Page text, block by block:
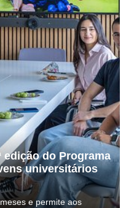
edição do Programa
universitários
e permite aos